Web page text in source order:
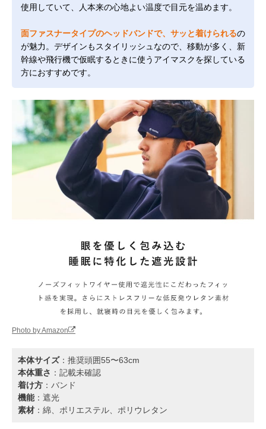
使用していて、人本来の心地よい温度で目元を温めます。
面ファスナータイプのヘッドバンドで、サッと着けられるの
が魅力。デザインもスタイリッシュなので、移動が多く、新
幹線や飛行機で仮眠するときに使うアイマスクを探している
方におすすめです。
Photo by Amazon
本体サイズ：推奨頭囲55〜63cm
本体重さ ：記載未確認
着け方 ：バンド
機能：遮光
素材 ：綿、ポリエステル、ポリウレタン